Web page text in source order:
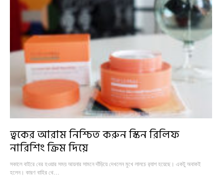
ত্বকের আরাম নিশ্চিত করুন স্কিন রিলিফ
নারিশিং ক্রিম দিয়ে
সকালে বাইরে বের হওয়ার সময় আয়নার সামনে দাঁড়িয়ে দেখলেন মুখে লালচে র‍্যাশ হয়েছে। একটু অবাকই
হলেন। কারণ বাহির থে…